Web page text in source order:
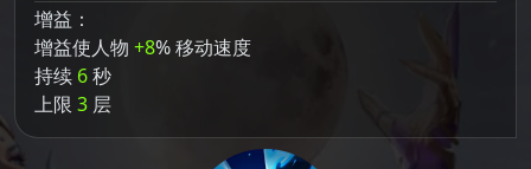
增益：
增益使人物 +8% 移动速度
持续 6秒
上限 3 层